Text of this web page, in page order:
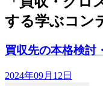
する学ぶコン
買収先の本格検討
2024年09月12日